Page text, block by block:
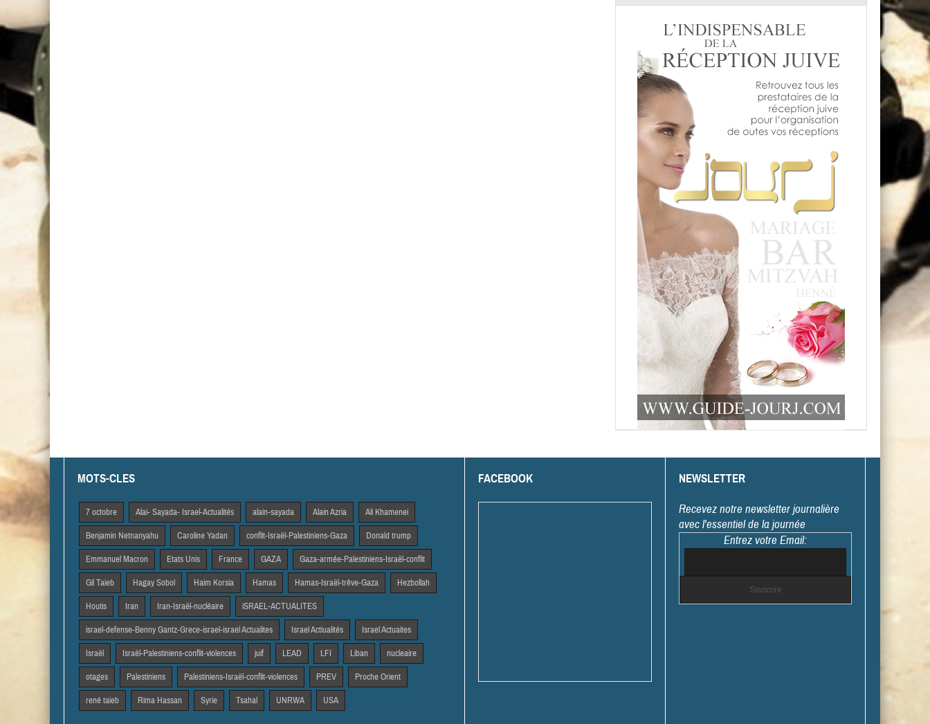
MOTS-CLES
7 octobre Alai- Sayada- Israel-Actualités alain-sayada Alain Azria Ali Khamenei
Benjamin Netnanyahu Caroline Yadan conflit-Israël-Palestiniens-Gaza Donald trump
Emmanuel Macron Etats Unis France GAZA Gaza-armée-Palestiniens-Israël-conflit
Gil Taieb Hagay Sobol Haim Korsia Hamas Hamas-Israël-trêve-Gaza Hezbollah
Houtis Iran Iran-Israël-nucléaire iSRAEL-ACTUALITES
israel-defense-Benny Gantz-Grece-israel-israel Actualites Israel Actiualités Israel Actuaites
Israël Israël-Palestiniens-conflit-violences juif LEAD LFI Liban nucleaire
otages Palestiniens Palestiniens-Israël-conflit-violences PREV Proche Orient
rené taieb Rima Hassan Syrie Tsahal UNRWA USA
FACEBOOK NEWSLETTER
Recevez notre newsletter journalière
avec l'essentiel de la journée
Entrez votre Email: